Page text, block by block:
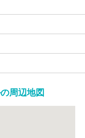
周辺地図